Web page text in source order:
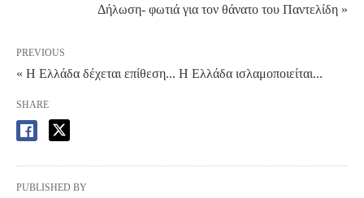
Δήλωση- φωτιά για τον θάνατο του Παντελίδη »
PREVIOUS
« Η Ελλάδα δέχεται επίθεση... Η Ελλάδα ισλαμοποιείται...
SHARE
PUBLISHED BY